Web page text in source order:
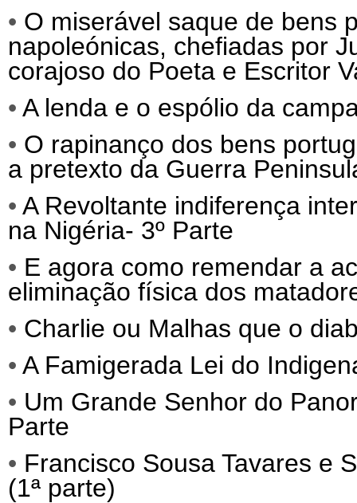
• O miserável saque de bens
napoleónicas, chefiadas por
corajoso do Poeta e Escritor
• A lenda e o espólio da
• O rapinanço dos bens
a pretexto da Guerra
• A Revoltante indiferença
na Nigéria- 3º Parte
• E agora como remendar a
eliminação física dos
• Charlie ou Malhas que o
• A Famigerada Lei do
• Um Grande Senhor do
Parte
• Francisco Sousa Tavares e
(1ª parte)